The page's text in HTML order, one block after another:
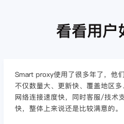
看看用户
作为入行不久的小白，上手使用
定的难度，这边的客服人员/技术
心，并且非常专业，很快就上手了
感觉还是不错的，非常推荐身边的